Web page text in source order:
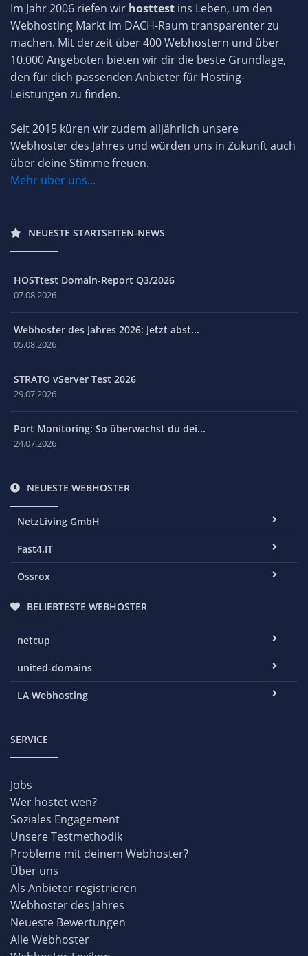
Im Jahr 2006 riefen wir hosttest ins Leben, um den
Webhosting Markt im DACH-Raum transparenter zu
machen. Mit derzeit über 400 Webhostern und über
10.000 Angeboten bieten wir dir die beste Grundlage,
den für dich passenden Anbieter für Hosting-
Leistungen zu finden.
Seit 2015 küren wir zudem alljährlich unsere
Webhoster des Jahres und würden uns in Zukunft auch
über deine Stimme freuen.
Mehr über uns...
NEUESTE STARTSEITEN-NEWS
HOSTtest Domain-Report Q3/2026
07.08.2026
Webhoster des Jahres 2026: Jetzt abst...
05.08.2026
STRATO vServer Test 2026
29.07.2026
Port Monitoring: So überwachst du dei...
24.07.2026
NEUESTE WEBHOSTER
NetzLiving GmbH
Fast4.IT
Ossrox
BELIEBTESTE WEBHOSTER
netcup
united-domains
LA Webhosting
SERVICE
Jobs
Wer hostet wen?
Soziales Engagement
Unsere Testmethodik
Probleme mit deinem Webhoster?
Über uns
Als Anbieter registrieren
Webhoster des Jahres
Neueste Bewertungen
Alle Webhoster